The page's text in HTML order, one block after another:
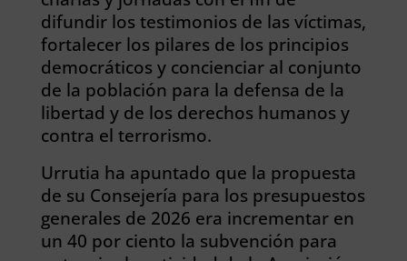
difundir los testimonios de las víctimas,
fortalecer los pilares de los principios
democráticos y concienciar al conjunto
de la población para la defensa de la
libertad y de los derechos humanos y
contra el terrorismo.
Urrutia ha apuntado que la propuesta
de su Consejería para los presupuestos
generales de 2026 era incrementar en
un 40 por ciento la subvención para